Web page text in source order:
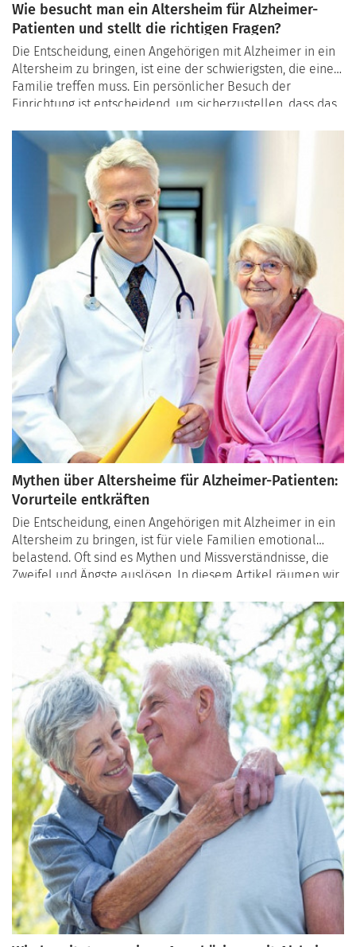
Wie besucht man ein Altersheim für Alzheimer-
Patienten und stellt die richtigen Fragen?
Die Entscheidung, einen Angehörigen mit Alzheimer in ein
Altersheim zu bringen, ist eine der schwierigsten, die eine
Familie treffen muss. Ein persönlicher Besuch der
Einrichtung ist entscheidend, um sicherzustellen, dass das
das Vertrauen der Familie gewinnt. Aber wie kann man sich
am besten vorbereiten, um alle wichtigen Informationen
zu sammeln?
Mythen über Altersheime für Alzheimer-Patienten:
Vorurteile entkräften
Die Entscheidung, einen Angehörigen mit Alzheimer in ein
Altersheim zu bringen, ist für viele Familien emotional
belastend. Oft sind es Mythen und Missverständnisse, die
Zweifel und Ängste auslösen. In diesem Artikel räumen wir
Alzheimer-Patienten auf und geben Familien die Klarheit,
die sie brauchen, um eine fundierte Entscheidung zu
treffen.